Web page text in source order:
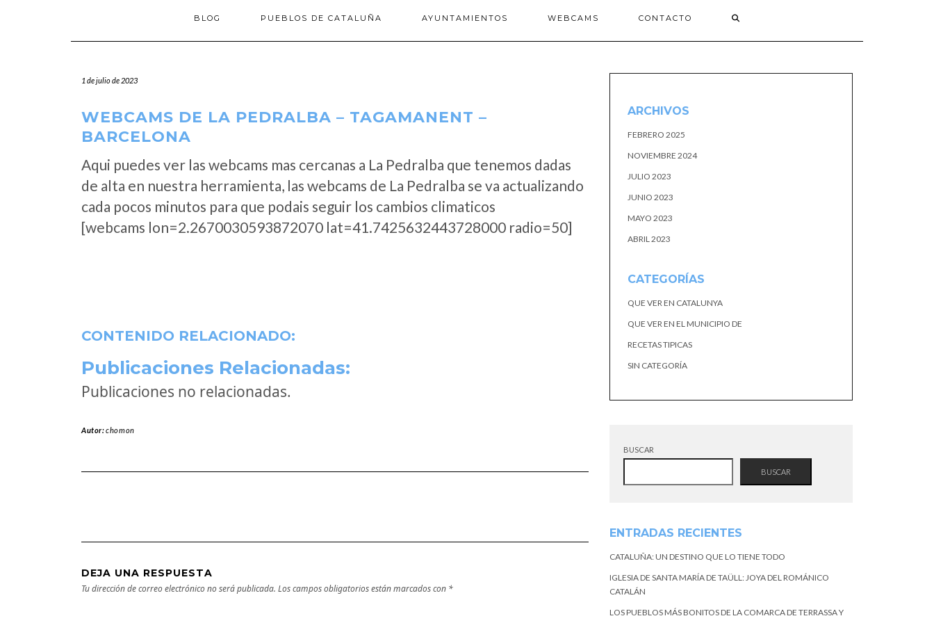
BLOG PUEBLOS DE CATALUÑA AYUNTAMIENTOS WEBCAMS CONTACTO
1 de julio de 2023
WEBCAMS DE LA PEDRALBA – TAGAMANENT –
BARCELONA
Aqui puedes ver las webcams mas cercanas a La Pedralba que tenemos dadas
de alta en nuestra herramienta, las webcams de La Pedralba se va actualizando
cada pocos minutos para que podais seguir los cambios climaticos
[webcams lon=2.2670030593872070 lat=41.7425632443728000 radio=50]
CONTENIDO RELACIONADO:
Publicaciones Relacionadas:
Publicaciones no relacionadas.
Autor:chomon
DEJA UNA RESPUESTA
Tu dirección de correo electrónico no será publicada. Los campos obligatorios están marcados con *
ARCHIVOS
FEBRERO 2025
NOVIEMBRE 2024
JULIO 2023
JUNIO 2023
MAYO 2023
ABRIL 2023
CATEGORÍAS
QUE VER EN CATALUNYA
QUE VER EN EL MUNICIPIO DE
RECETAS TIPICAS
SIN CATEGORÍA
BUSCAR
BUSCAR
ENTRADAS RECIENTES
CATALUÑA: UN DESTINO QUE LO TIENE TODO
IGLESIA DE SANTA MARÍA DE TAÜLL: JOYA DEL ROMÁNICO
CATALÁN
LOS PUEBLOS MÁS BONITOS DE LA COMARCA DE TERRASSA Y